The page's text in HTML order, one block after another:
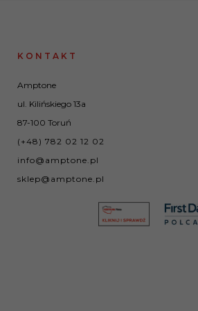
KONTAKT
Amptone
ul. Kilińskiego 13a
87-100 Toruń
(+48) 782 02 12 02
info@amptone.pl
sklep@amptone.pl